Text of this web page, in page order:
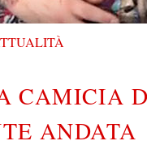
CAMICIA
ANDATA